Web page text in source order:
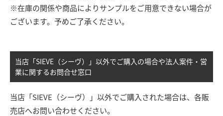
※在庫の関係や商品によりサンプルをご用意できない場合が
ございます。予めご了承ください。
当店「SIEVE（シーヴ）」以外でご購入の場合や法人案件・営
業に関するお問合せ窓口
当店「SIEVE（シーヴ）」以外でご購入された場合は、各販
売店へお問い合わせください。